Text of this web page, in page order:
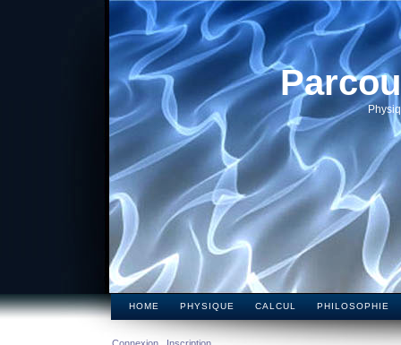
HOME PHYSIQUE CALCUL PHILOSOPHIE